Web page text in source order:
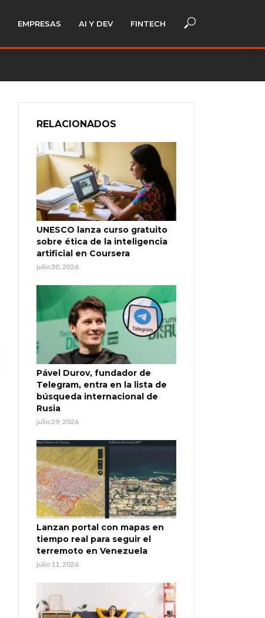
EMPRESAS AI Y DEV FINTECH
RELACIONADOS
UNESCO lanza curso gratuito
sobre ética de la inteligencia
artificial en Coursera
julio 30, 2026
Pável Durov, fundador de
Telegram, entra en la lista de
búsqueda internacional de
Rusia
julio 29, 2026
Lanzan portal con mapas en
tiempo real para seguir el
terremoto en Venezuela
julio 11, 2026